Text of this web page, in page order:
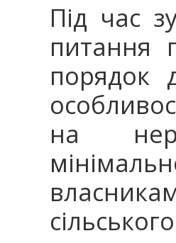
Під час
питання
порядок
на